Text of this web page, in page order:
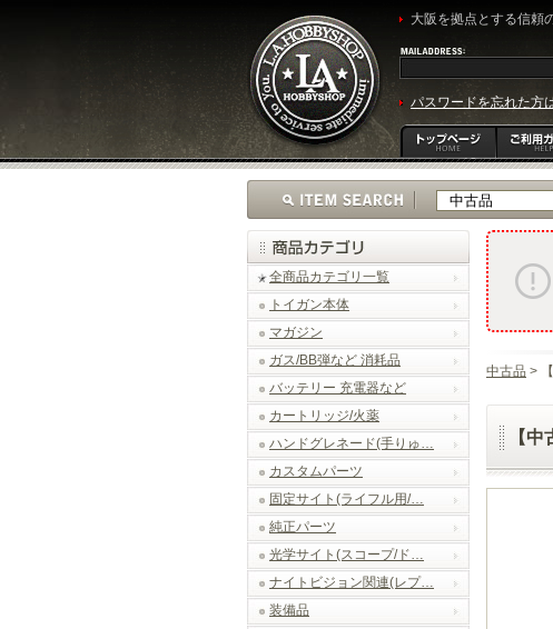
大阪を拠点とする信頼
パスワードを忘れた方
全商品カテゴリ一覧
トイガン本体
マガジン
ガス/BB弾など 消耗品
バッテリー 充電器など
カートリッジ/火薬
ハンドグレネード(手りゅ…
カスタムパーツ
固定サイト(ライフル用/…
純正パーツ
光学サイト(スコープ/ド…
ナイトビジョン関連(レプ…
装備品
中古品 >
【